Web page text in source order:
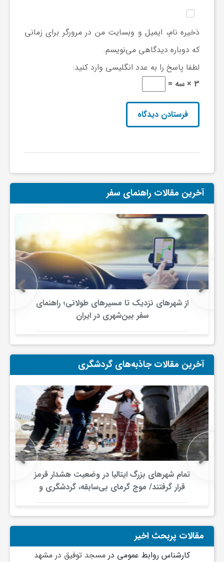
ذخیره نام، ایمیل و وبسایت من در مرورگر برای زمانی
که دوباره دیدگاهی می‌نویسم.
لطفا پاسخ را به عدد انگلیسی وارد کنید:
3 × سه =
آخرین مقالات راهنمای سفر
از شهرهای نزدیک تا مسیرهای طولانی؛ راهنمای
سفر بین‌شهری در ایران
آخرین مقالات جاذبه‌های گردشگری
تمام شهرهای بزرگ ایتالیا در وضعیت هشدار قرمز
قرار گرفتند/ موج گرمای بی‌سابقه، گردشگری و
زیرساخت‌های اروپا را تحت فشار قرار داد
مقالات پربحث اخیر
کارشناس روابط عمومی در مسجد توفیق در مشهد